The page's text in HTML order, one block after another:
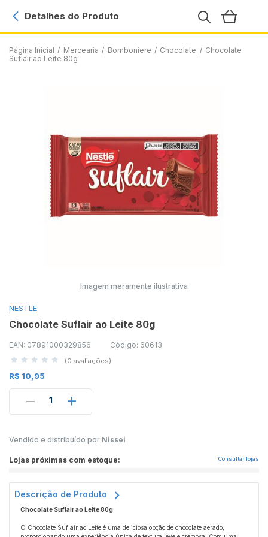
Página Inicial / Mercearia / Bomboniere / Chocolate / Chocolate
Suflair ao Leite 80g
Detalhes do Produto
Imagem meramente ilustrativa
NESTLE
Chocolate Suflair ao Leite 80g
EAN: 07891000329856 Código: 60613
(0 avaliações)
R$ 10,95
1
Vendido e distribuído por Nissei
Lojas próximas com estoque: Consultar lojas
Descrição de Produto
Chocolate Suflair ao Leite 80g
O Chocolate Suflair ao Leite é uma deliciosa opção de chocolate aerado,